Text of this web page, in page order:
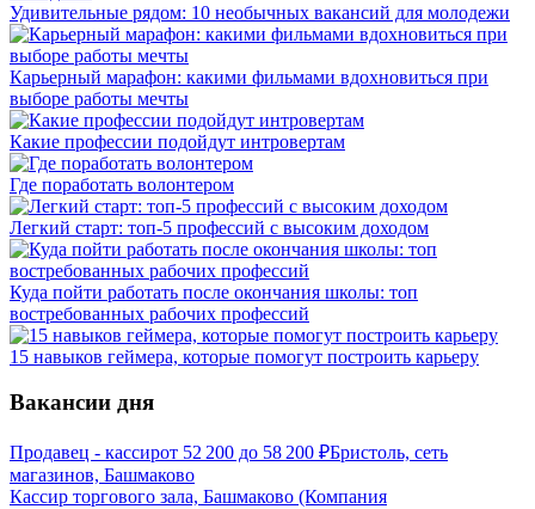
Удивительные рядом: 10 необычных вакансий для молодежи
Карьерный марафон: какими фильмами вдохновиться при
выборе работы мечты
Какие профессии подойдут интровертам
Где поработать волонтером
Легкий старт: топ-5 профессий с высоким доходом
Куда пойти работать после окончания школы: топ
востребованных рабочих профессий
15 навыков геймера, которые помогут построить карьеру
Вакансии дня
Продавец - кассирот 52 200 до 58 200 ₽Бристоль, сеть
магазинов, Башмаково
Кассир торгового зала, Башмаково (Компания